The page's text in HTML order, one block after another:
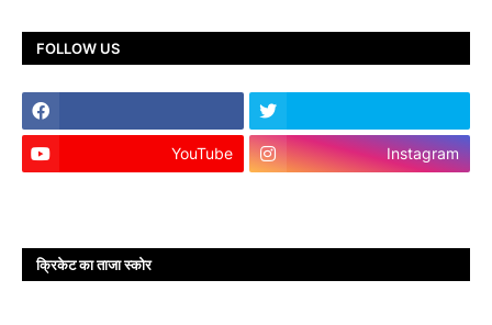
FOLLOW US
YouTube Instagram
क्रिकेट का ताजा स्कोर